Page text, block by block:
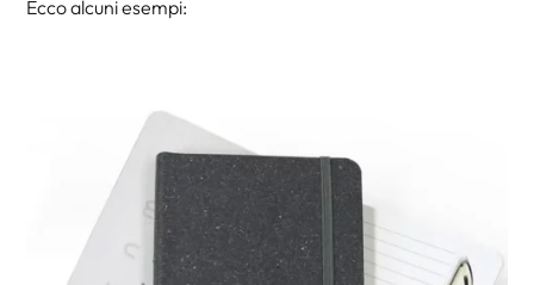
Ecco alcuni esempi: